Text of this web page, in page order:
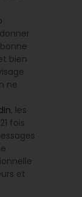
bien
ne
, les
fois
et